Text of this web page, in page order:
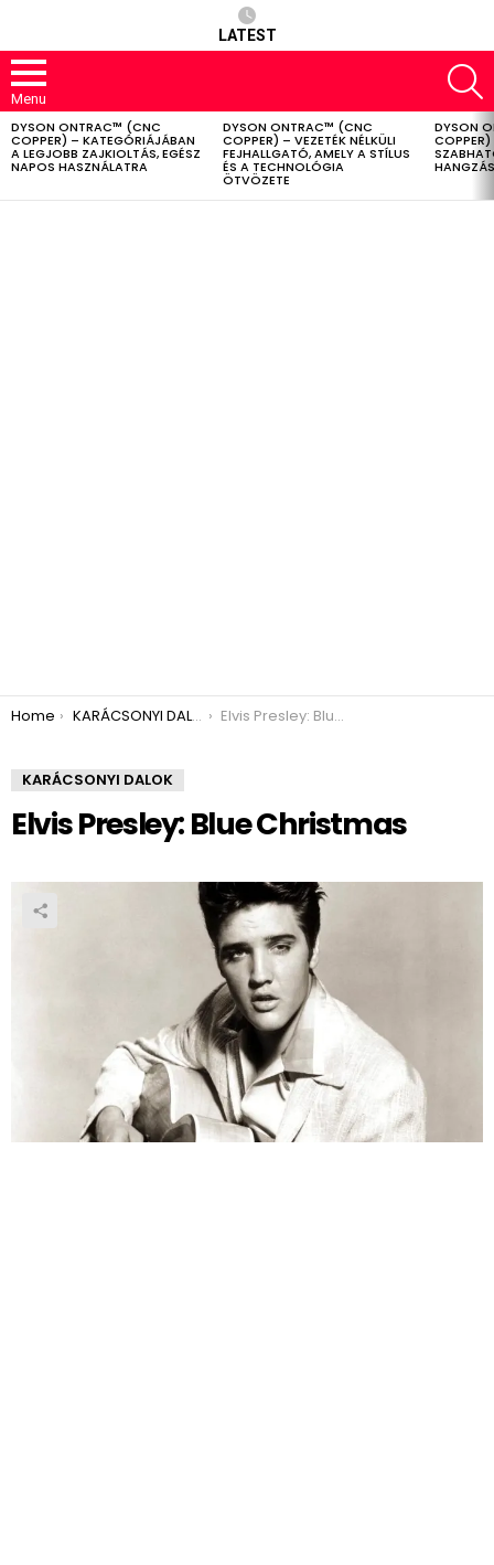
LATEST
Menu
LATEST
STORIES
DYSON ONTRAC™ (CNC
COPPER) – KATEGÓRIÁJÁBAN
A LEGJOBB ZAJKIOLTÁS, EGÉSZ
NAPOS HASZNÁLATRA
DYSON ONTRAC™ (CNC
COPPER) – VEZETÉK NÉLKÜLI
FEJHALLGATÓ, AMELY A STÍLUS
ÉS A TECHNOLÓGIA
ÖTVÖZETE
DYSON
COPPER)
You are here:
Home KARÁCSONYI DALOK Elvis Presley: Blue Christmas
KARÁCSONYI DALOK
Elvis Presley: Blue Christmas